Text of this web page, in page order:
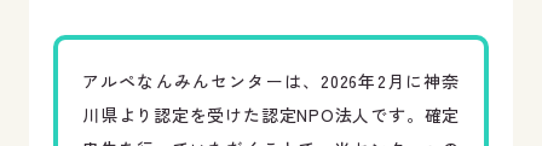
アルペなんみんセンターは、2026年2 月に神奈
川県より認定を受けた認定NPO法人です。確定